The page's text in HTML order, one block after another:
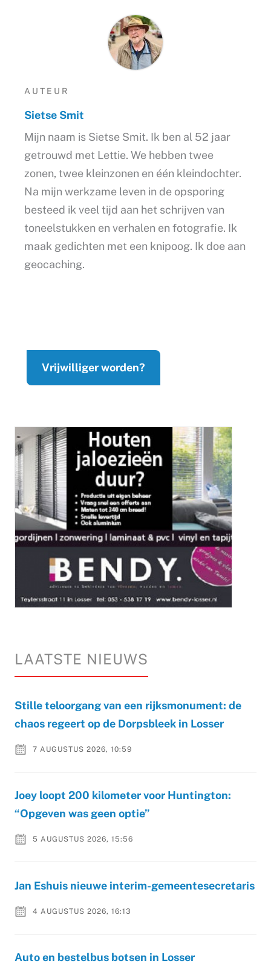
AUTEUR
Sietse Smit
Mijn naam is Sietse Smit. Ik ben al 52 jaar
getrouwd met Lettie. We hebben twee
zonen, twee kleinzonen en één kleindochter.
Na mijn werkzame leven in de opsporing
besteed ik veel tijd aan het schrijven van
toneelstukken en verhalen en fotografie. Ik
maak gedichten met een knipoog. Ik doe aan
geocaching.
Vrijwilliger worden?
LAATSTE NIEUWS
Stille teloorgang van een rijksmonument: de
chaos regeert op de Dorpsbleek in Losser
7 AUGUSTUS 2026, 10:59
Joey loopt 200 kilometer voor Huntington:
“Opgeven was geen optie”
5 AUGUSTUS 2026, 15:56
Jan Eshuis nieuwe interim-gemeentesecretaris
4 AUGUSTUS 2026, 16:13
Auto en bestelbus botsen in Losser